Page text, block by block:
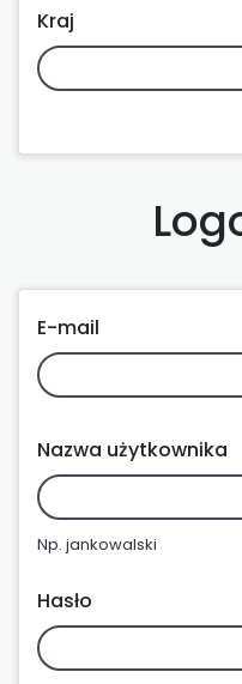
Kraj
E-mail
Nazwa użytkownika
Np. jankowalski
Hasło